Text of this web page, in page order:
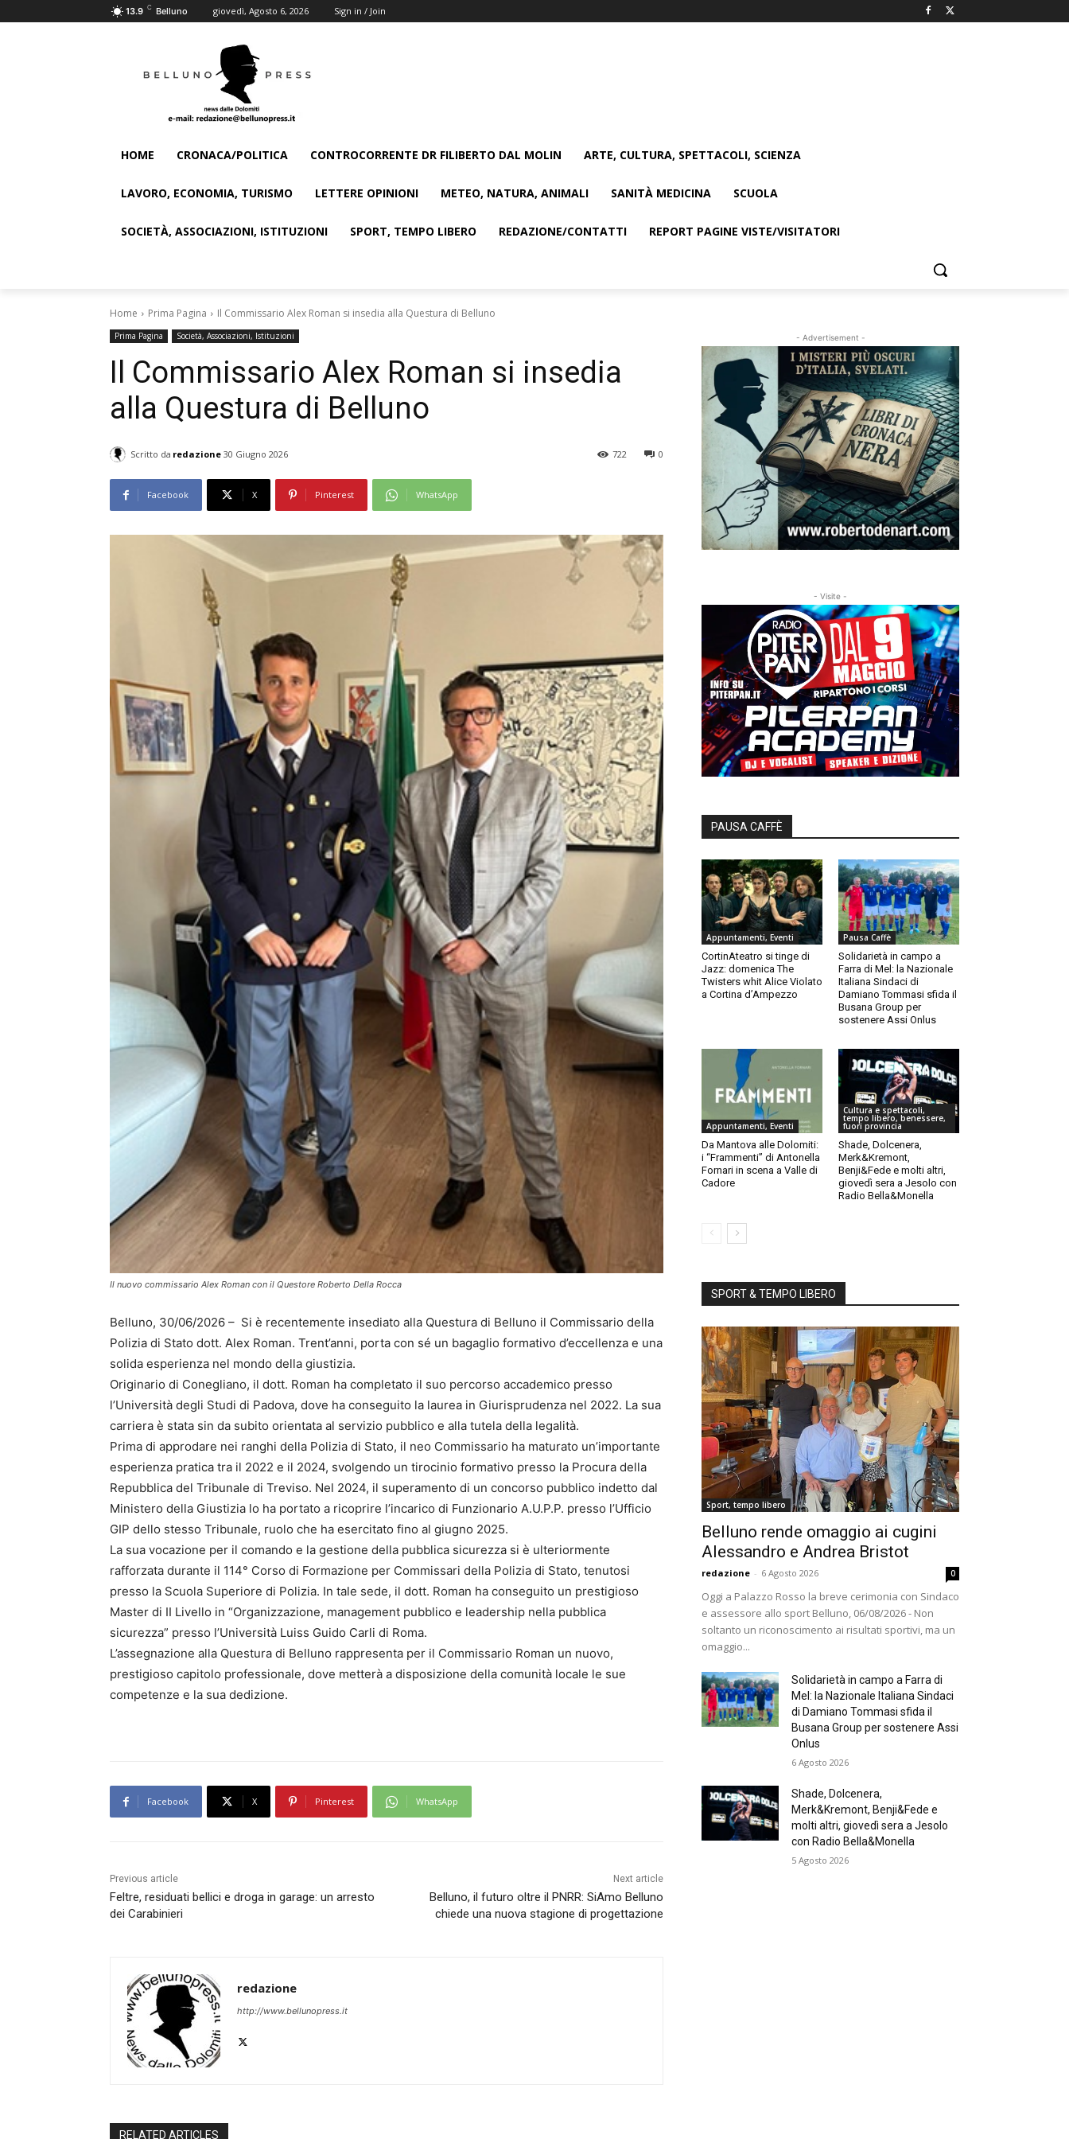
13.9 C Belluno giovedì, Agosto 6, 2026 Sign in / Join
HOME CRONACA/POLITICA CONTROCORRENTE DR FILIBERTO DAL MOLIN ARTE, CULTURA, SPETTACOLI, SCIENZA
LAVORO, ECONOMIA, TURISMO LETTERE OPINIONI METEO, NATURA, ANIMALI SANITÀ MEDICINA SCUOLA
SOCIETÀ, ASSOCIAZIONI, ISTITUZIONI SPORT, TEMPO LIBERO REDAZIONE/CONTATTI REPORT PAGINE VISTE/VISITATORI
Home Prima Pagina Il Commissario Alex Roman si insedia alla Questura di Belluno
Prima Pagina Società, Associazioni, Istituzioni
Il Commissario Alex Roman si insedia
alla Questura di Belluno
Scritto da redazione 30 Giugno 2026 0
722
Facebook X Pinterest WhatsApp
Il nuovo commissario Alex Roman con il Questore Roberto Della Rocca
Belluno, 30/06/2026 – Si è recentemente insediato alla Questura di Belluno il Commissario della
Polizia di Stato dott. Alex Roman. Trent’anni, porta con sé un bagaglio formativo d’eccellenza e una
solida esperienza nel mondo della giustizia.
Originario di Conegliano, il dott. Roman ha completato il suo percorso accademico presso
l’Università degli Studi di Padova, dove ha conseguito la laurea in Giurisprudenza nel 2022. La sua
carriera è stata sin da subito orientata al servizio pubblico e alla tutela della legalità.
Prima di approdare nei ranghi della Polizia di Stato, il neo Commissario ha maturato un’importante
esperienza pratica tra il 2022 e il 2024, svolgendo un tirocinio formativo presso la Procura della
Repubblica del Tribunale di Treviso. Nel 2024, il superamento di un concorso pubblico indetto dal
Ministero della Giustizia lo ha portato a ricoprire l’incarico di Funzionario A.U.P.P. presso l’Ufficio
GIP dello stesso Tribunale, ruolo che ha esercitato fino al giugno 2025.
La sua vocazione per il comando e la gestione della pubblica sicurezza si è ulteriormente
rafforzata durante il 114° Corso di Formazione per Commissari della Polizia di Stato, tenutosi
presso la Scuola Superiore di Polizia. In tale sede, il dott. Roman ha conseguito un prestigioso
Master di II Livello in “Organizzazione, management pubblico e leadership nella pubblica
sicurezza” presso l’Università Luiss Guido Carli di Roma.
L’assegnazione alla Questura di Belluno rappresenta per il Commissario Roman un nuovo,
prestigioso capitolo professionale, dove metterà a disposizione della comunità locale le sue
competenze e la sua dedizione.
Facebook X Pinterest WhatsApp
Previous article
Feltre, residuati bellici e droga in garage: un arresto
dei Carabinieri
Next article
Belluno, il futuro oltre il PNRR: SiAmo Belluno
chiede una nuova stagione di progettazione
redazione
http://www.bellunopress.it
RELATED ARTICLES
- Advertisement -
- Visite -
PAUSA CAFFÈ
Appuntamenti, Eventi
CortinAteatro si tinge di
Jazz: domenica The
Twisters whit Alice Violato
a Cortina d’Ampezzo
Pausa Caffè
Solidarietà in campo a
Farra di Mel: la Nazionale
Italiana Sindaci di
Damiano Tommasi sfida il
Busana Group per
sostenere Assi Onlus
Appuntamenti, Eventi
Da Mantova alle Dolomiti:
i “Frammenti” di Antonella
Fornari in scena a Valle di
Cadore
Cultura e spettacoli,
tempo libero, benessere,
fuori provincia
Shade, Dolcenera,
Merk&Kremont,
Benji&Fede e molti altri,
giovedì sera a Jesolo con
Radio Bella&Monella
SPORT & TEMPO LIBERO
Sport, tempo libero
Belluno rende omaggio ai cugini
Alessandro e Andrea Bristot
redazione - 6 Agosto 2026 0
Oggi a Palazzo Rosso la breve cerimonia con Sindaco
e assessore allo sport Belluno, 06/08/2026 - Non
soltanto un riconoscimento ai risultati sportivi, ma un
omaggio...
Solidarietà in campo a Farra di
Mel: la Nazionale Italiana Sindaci
di Damiano Tommasi sfida il
Busana Group per sostenere Assi
Onlus
6 Agosto 2026
Shade, Dolcenera,
Merk&Kremont, Benji&Fede e
molti altri, giovedì sera a Jesolo
con Radio Bella&Monella
5 Agosto 2026